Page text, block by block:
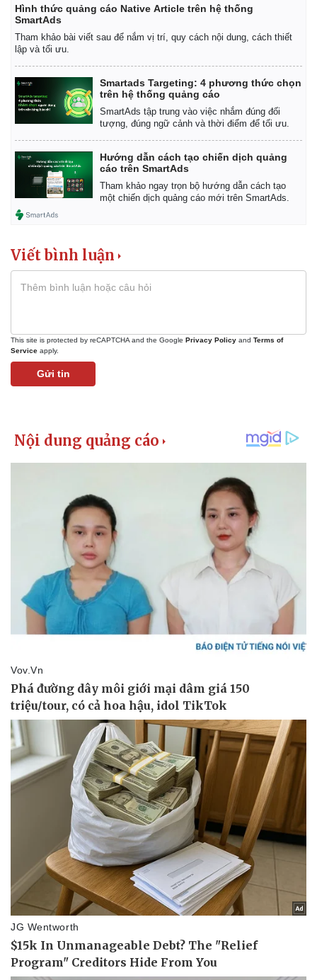
Bất động sản
Khởi nghiệp
Thị trường
Giá vàng
Tỷ giá
Chứng khoán
Giá cà phê
Hình thức quảng cáo Native Article trên hệ thống
SmartAds
Tham khảo bài viết sau để nắm vị trí, quy cách nội dung, cách thiết
lập và tối ưu.
Smartads Targeting: 4 phương thức chọn
trên hệ thống quảng cáo
SmartAds tập trung vào việc nhắm đúng đối
tượng, đúng ngữ cảnh và thời điểm để tối ưu.
Hướng dẫn cách tạo chiến dịch quảng
cáo trên SmartAds
Tham khảo ngay trọn bộ hướng dẫn cách tạo
một chiến dịch quảng cáo mới trên SmartAds.
Viết bình luận
This site is protected by reCAPTCHA and the Google Privacy Policy and Terms of
Service apply.
Gửi tin